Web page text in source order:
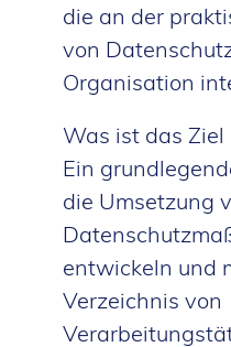
die an der
von
Organisation
Was ist das Ziel
Ein
die Umsetzung
entwickeln und
Verzeichnis von